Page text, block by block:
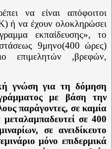
να είναι απόφοιτοι
ή να έχουν ολοκληρώσει
εκπαίδευσης», το
9μηνο(400 ώρες)
επιμελητών ,βρεφών,
γνώση για τη δόμηση
με βάση την
παράγοντες, σε καμία
σε 400
σε ανειδίκευτο
μόνο επιδερμικά